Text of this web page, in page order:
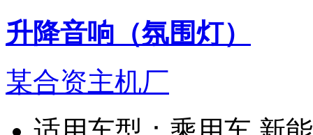
升降音响（氛围灯）
某合资主机厂